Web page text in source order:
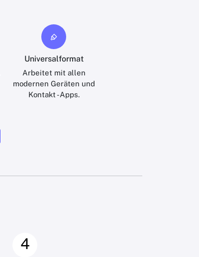
Universalformat
Arbeitet mit allen
modernen Geräten und
Kontakt -Apps.
4